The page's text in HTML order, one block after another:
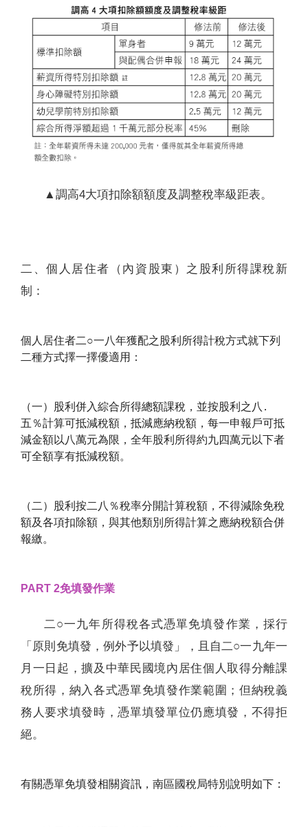
▲調高4大項扣除額額度及調整稅率級距表。
二、個人居住者（內資股東）之股利所得課稅新
制：
個人居住者二○一八年獲配之股利所得計稅方式就下列
二種方式擇一擇優適用：
（一）股利併入綜合所得總額課稅，並按股利之八․
五％計算可抵減稅額，抵減應納稅額，每一申報戶可抵
減金額以八萬元為限，全年股利所得約九四萬元以下者
可全額享有抵減稅額。
（二）股利按二八％稅率分開計算稅額，不得減除免稅
額及各項扣除額，與其他類別所得計算之應納稅額合併
報繳。
PART 2免填發作業
二○一九年所得稅各式憑單免填發作業，採行
「原則免填發，例外予以填發」，且自二○一九年一
月一日起，擴及中華民國境內居住個人取得分離課
稅所得，納入各式憑單免填發作業範圍；但納稅義
務人要求填發時，憑單填發單位仍應填發，不得拒
絕。
有關憑單免填發相關資訊，南區國稅局特別說明如下：